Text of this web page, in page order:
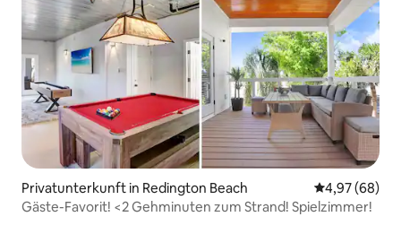
Privatunterkunft in Redington Beach
4,97 (68)
Gäste-Favorit! <2 Gehminuten zum Strand! Spielzimmer!